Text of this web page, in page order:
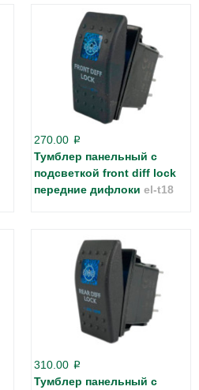
270.00 p
Тумблер панельный с
подсветкой front diff lock
передние дифлоки el-t18
310.00 p
Тумблер панельный с